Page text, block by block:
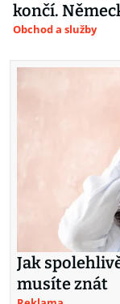
končí.
Obchod a služby
Jak
musíte znát